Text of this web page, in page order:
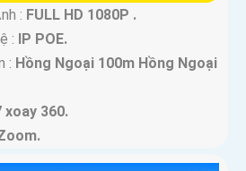
: FULL HD 1080P .
: IP POE.
: Hồng Ngoại 100m Hồng Ngoại
xoay 360.